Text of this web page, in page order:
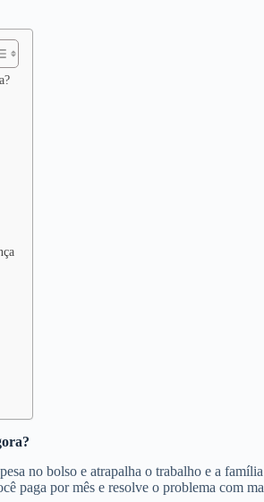
no bolso e atrapalha o trabalho e a
paga por mês e resolve o problema com